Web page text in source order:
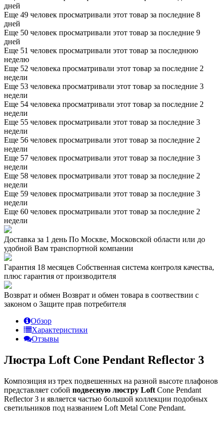
дней
Еще 49 человек просматривали этот товар за последние 8
дней
Еще 50 человек просматривали этот товар за последние 9
дней
Еще 51 человек просматривали этот товар за последнюю
неделю
Еще 52 человека просматривали этот товар за последние 2
недели
Еще 53 человека просматривали этот товар за последние 3
недели
Еще 54 человека просматривали этот товар за последние 2
недели
Еще 55 человек просматривали этот товар за последние 3
недели
Еще 56 человек просматривали этот товар за последние 2
недели
Еще 57 человек просматривали этот товар за последние 3
недели
Еще 58 человек просматривали этот товар за последние 2
недели
Еще 59 человек просматривали этот товар за последние 3
недели
Еще 60 человек просматривали этот товар за последние 2
недели
Доставка за 1 день По Москве, Московской области или до
удобной Вам транспортной компании
Гарантия 18 месяцев Собственная система контроля качества,
плюс гарантия от производителя
Возврат и обмен Возврат и обмен товара в соотвествии с
законом о Защите прав потребителя
Обзор
Характеристики
Отзывы
Люстра Loft Cone Pendant Reflector 3
Композиция из трех подвешенных на разной высоте плафонов
представляет собой подвесную люстру Loft Cone Pendant
Reflector 3 и является частью большой коллекции подобных
светильников под названием Loft Metal Cone Pendant.